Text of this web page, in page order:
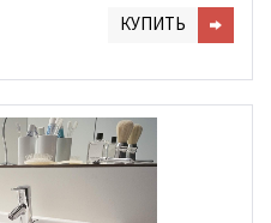
КУПИТЬ